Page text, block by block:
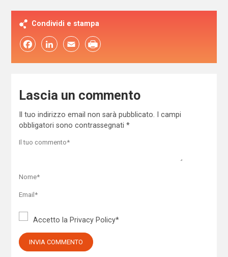
Condividi e stampa
FacebookLinkedIn Email
Lascia un commento
Il tuo indirizzo email non sarà pubblicato.
I campi
obbligatori sono contrassegnati *
Accetto la Privacy Policy*